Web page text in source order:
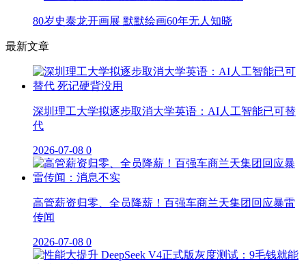
80岁史泰龙开画展 默默绘画60年无人知晓
最新文章
深圳理工大学拟逐步取消大学英语：AI人工智能已可替
代
2026-07-08 0
高管薪资归零、全员降薪！百强车商兰天集团回应暴雷
传闻
2026-07-08 0